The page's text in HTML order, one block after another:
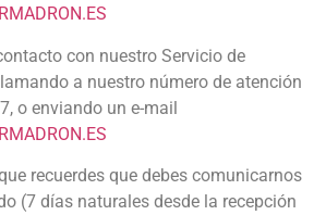
con nuestro Servicio de
a nuestro número de atención
o enviando un e-mail
recuerdes que debes comunicarnos
(7 días naturales desde la recepción